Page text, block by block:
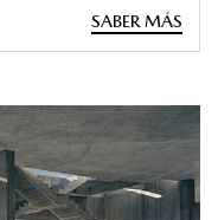
SABER MÁS